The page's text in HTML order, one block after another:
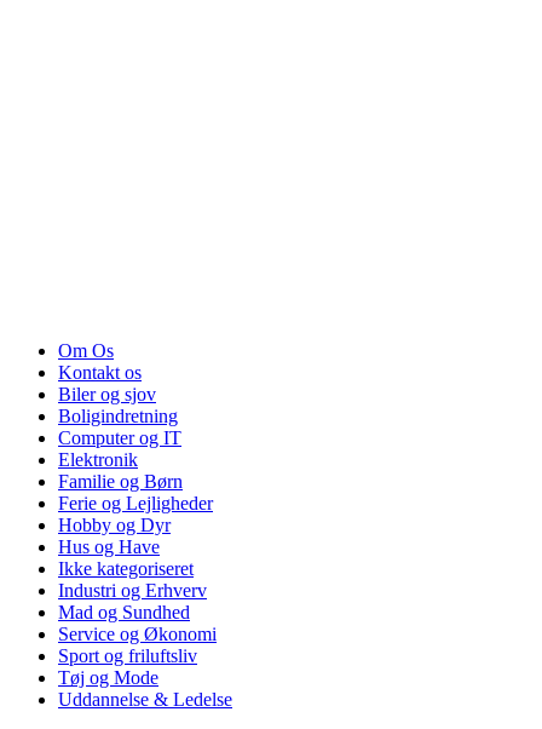
Om Os
Kontakt os
Biler og sjov
Boligindretning
Computer og IT
Elektronik
Familie og Børn
Ferie og Lejligheder
Hobby og Dyr
Hus og Have
Ikke kategoriseret
Industri og Erhverv
Mad og Sundhed
Service og Økonomi
Sport og friluftsliv
Tøj og Mode
Uddannelse & Ledelse